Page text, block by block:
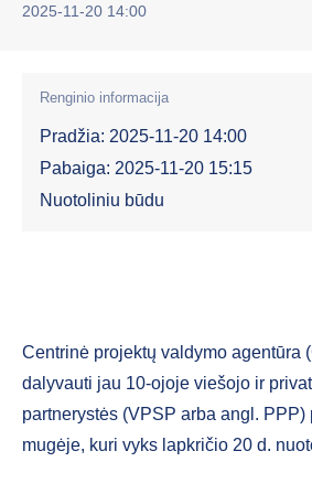
2025-11-20 14:00
Renginio informacija
Pradžia: 2025-11-20 14:00
Pabaiga: 2025-11-20 15:15
Nuotoliniu būdu
Centrinė projektų valdymo agentūra
dalyvauti jau 10-ojoje viešojo ir
partnerystės (VPSP arba angl. PPP)
mugėje, kuri vyks lapkričio 20 d.